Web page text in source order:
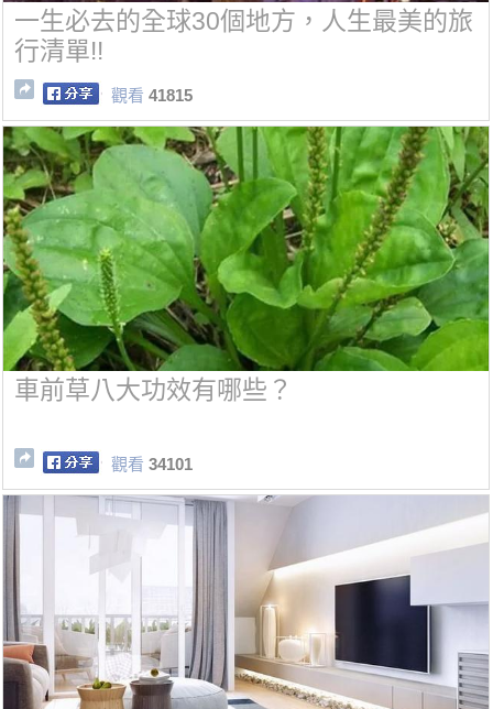
一生必去的全球30個地方，人生最美的旅
行清單!!
觀看 41815
車前草八大功效有哪些？
觀看 34101